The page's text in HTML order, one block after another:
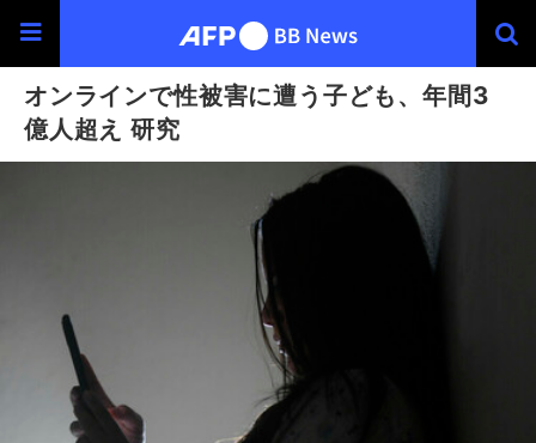
オンラインで性被害に遭う子ども、年間3
億人超え 研究